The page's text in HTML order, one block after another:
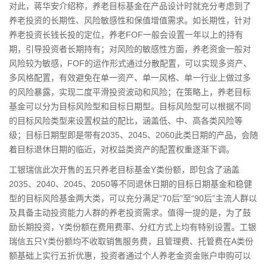
对此，蒋华安介绍称，养老目标基金在产品设计时就充分考虑到了
养老投资的长期性、风险敏感性和保值增值需求。如长期性，针对
养老投资长钱长投的定位，养老FOF一般会设置一年以上的持有
期，引导投资者长期持有；对风险的敏感性方面，养老资金一般对
风险较为敏感，FOF的运作形式通过分散配置，可以实现多资产、
多风格配置，有效避免在单一资产、单一风格、单一行业上做过多
的风险暴露，实现二度平滑投资波动和风险；在策略上，养老目标
基金可以分为目标风险型和目标日期型。目标风险型可以根据不同
的目标风险类型来设置权益的配比，涵盖低、中、高各类风险等
级；目标日期型即是带有2035、2045、2060此类日期的产品，会随
着目标退休日期的临近，对权益类资产的配置权重逐渐下调。
工银瑞信此次开售的五只养老目标基金Y类份额，即包含了涵盖
2035、2040、2045、2050等不同退休日期的目标日期基金和稳健
型的目标风险基金两大类，可以充分满足“70后”至“90后”主流人群以
及具备主动投资能力人群的养老投资需求。值得一提的是，为了鼓
励长期投资，Y类份额在费用费率、分红方式上均有特别设置。工银
瑞信五只Y类份额均不收取销售服务费，且管理费、托管费在A类份
额基础上实行五折优惠，投资者通过个人养老金资金账户申购可以